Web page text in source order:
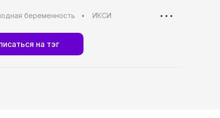
беременность ИКСИ
на тэг